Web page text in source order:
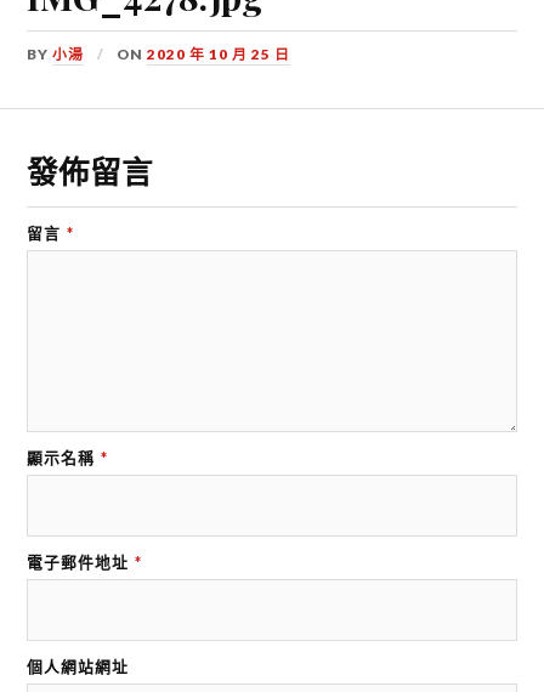
BY小湯 ON2020 年 10 月 25 日
發佈留言
留言 *
顯示名稱 *
電子郵件地址 *
個人網站網址